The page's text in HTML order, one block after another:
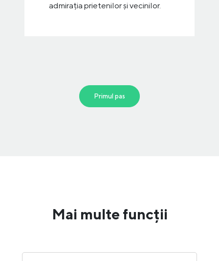
admirația prietenilor și vecinilor.
Primul pas
Mai multe funcții